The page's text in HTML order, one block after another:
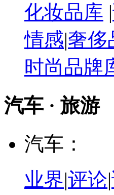
化妆品库 |
情感|奢侈
时尚品牌
汽车 · 旅游
汽车：
业界|评论|